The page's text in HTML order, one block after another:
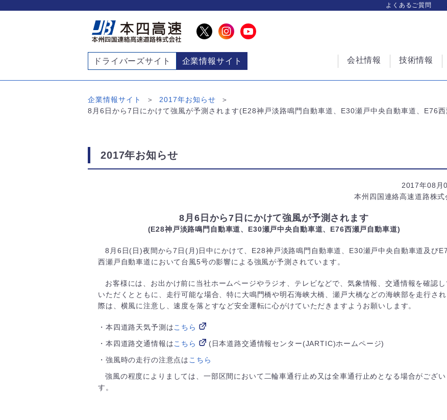
よくあるご質問
ドライバーズサイト 企業情報サイト 会社情報 技術情報
企業情報サイト
2017年お知らせ
8月6日から7日にかけて強風が予測されます(E28神戸淡路鳴門自動車道、E30瀬戸中央自動車道、E76
2017年お知らせ
2017年08月
本州四国連絡高速道路株式
8月6日から7日にかけて強風が予測されます
(E28神戸淡路鳴門自動車道、E30瀬戸中央自動車道、E76西瀬戸自動車道)
8月6日(日)夜間から7日(月)日中にかけて、E28神戸淡路鳴門自動車道、E30瀬戸中央自動車道及び
西瀬戸自動車道において台風5号の影響による強風が予測されています。
お客様には、お出かけ前に当社ホームページやラジオ、テレビなどで、気象情報、交通情報を確認し
いただくとともに、走行可能な場合、特に大鳴門橋や明石海峡大橋、瀬戸大橋などの海峡部を走行され
際は、横風に注意し、速度を落とすなど安全運転に心がけていただきますようお願いします。
・本四道路天気予測はこちら
・本四道路交通情報はこちら
(日本道路交通情報センター(JARTIC)ホームページ)
・強風時の走行の注意点は こちら
強風の程度によりましては、一部区間において二輪車通行止め又は全車通行止めとなる場合がござい
す。